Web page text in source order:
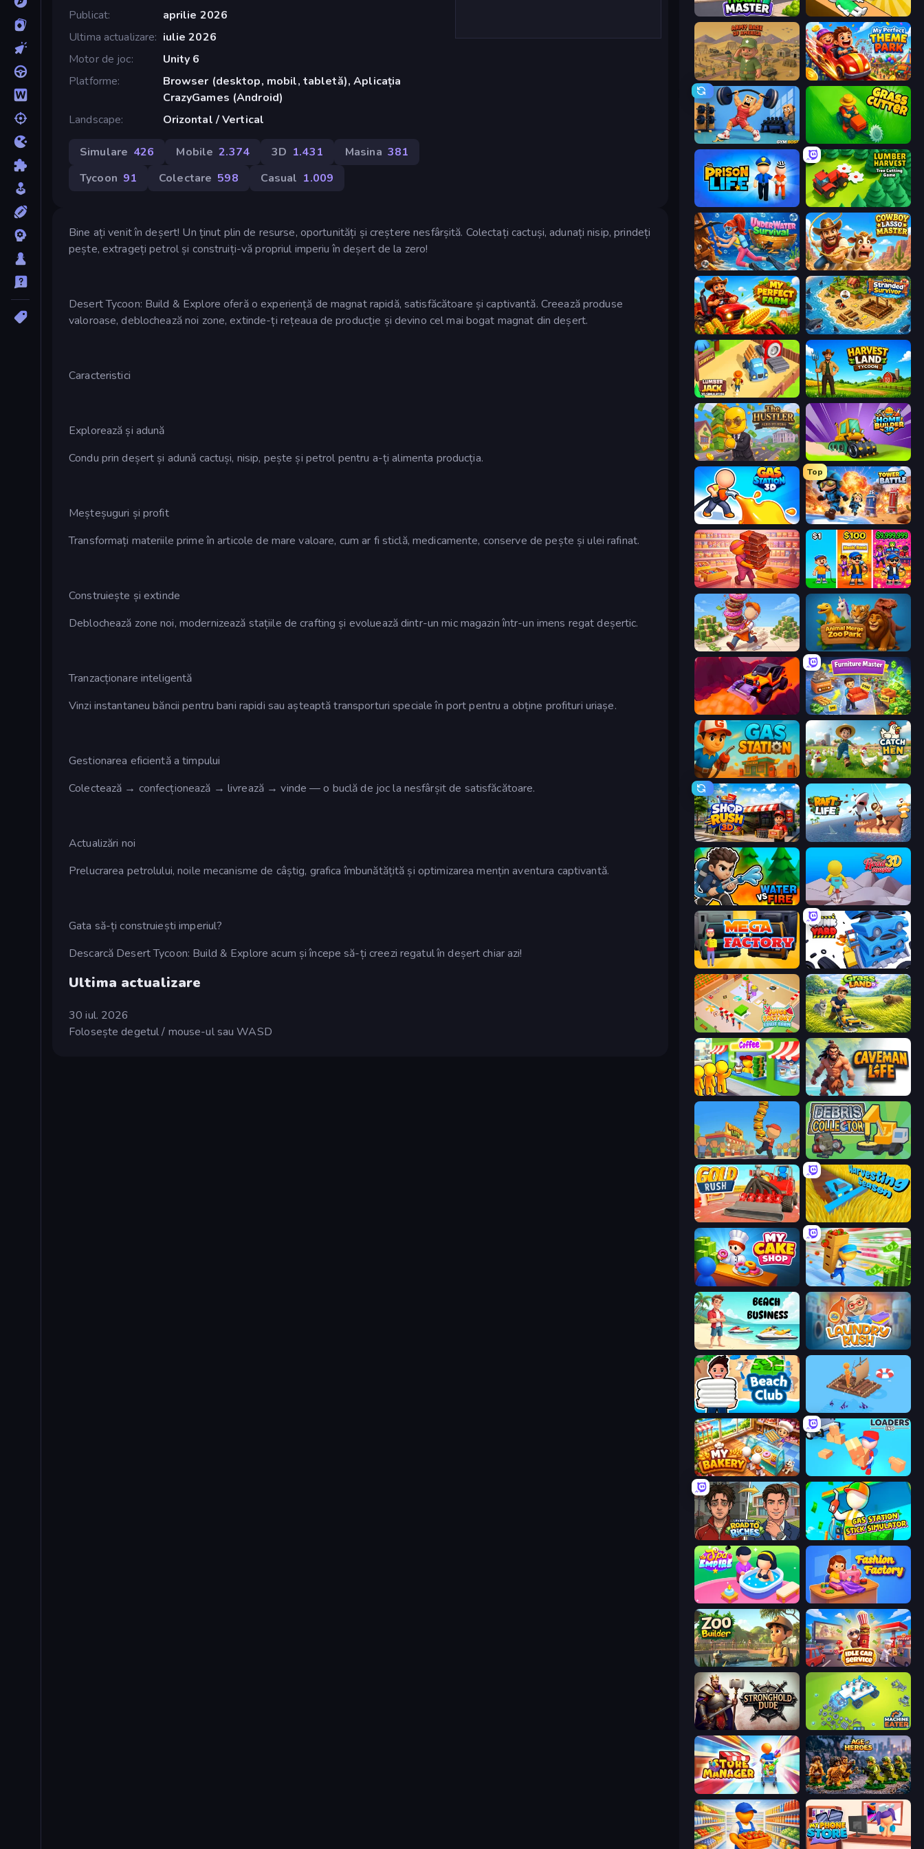
Publicat
aprilie 2026
Ultima actualizare
iulie 2026
Motor de joc
Unity 6
Platforme
Browser (desktop, mobil, tabletă), Aplicația
CrazyGames (Android)
Landscape
Orizontal / Vertical
Simulare 426 Mobile 2.374 3D 1.431 Masina 381
Tycoon 91 Colectare 598 Casual 1.009
Bine ați venit în deșert! Un ținut plin de resurse, oportunități și creștere nesfârșită. Colectați cactuși, adunați nisip, prindeți
pește, extrageți petrol și construiți-vă propriul imperiu în deșert de la zero!
Desert Tycoon: Build & Explore oferă o experiență de magnat rapidă, satisfăcătoare și captivantă. Creează produse
valoroase, deblochează noi zone, extinde-ți rețeaua de producție și devino cel mai bogat magnat din deșert.
Caracteristici
Explorează și adună
Condu prin deșert și adună cactuși, nisip, pește și petrol pentru a-ți alimenta producția.
Meșteșuguri și profit
Transformați materiile prime în articole de mare valoare, cum ar fi sticlă, medicamente, conserve de pește și ulei rafinat.
Construiește și extinde
Deblochează zone noi, modernizează stațiile de crafting și evoluează dintr-un mic magazin într-un imens regat deșertic.
Tranzacționare inteligentă
Vinzi instantaneu băncii pentru bani rapidi sau așteaptă transporturi speciale în port pentru a obține profituri uriașe.
Gestionarea eficientă a timpului
Colectează → confecționează → livrează → vinde — o buclă de joc la nesfârșit de satisfăcătoare.
Actualizări noi
Prelucrarea petrolului, noile mecanisme de câștig, grafica îmbunătățită și optimizarea mențin aventura captivantă.
Gata să-ți construiești imperiul?
Descarcă Desert Tycoon: Build & Explore acum și începe să-ți creezi regatul în deșert chiar azi!
Ultima actualizare
30 iul. 2026
Folosește degetul / mouse-ul sau WASD
Trash Master Doctor Hero
Army Base Of America My Perfect Theme Park
Gym Boss
Prison Life Lumber Harvest: Tree Cutting Game
Underwater Survival Cowboy Lasso Master
My Perfect Farm Obby Stranded Survivor
Lumberjack 3D Simulator Harvest Land Tycoon
The Hustler Home Builder 3D
Gas Station 3D
Top
Tower Battle
Candy Packing Store Music Band
Donut Place Animal Merge Zoo Park
Sand King Furniture Master: Idle Tycoon
Gas Station Catch the Hen
Shop Rush 3D Raft Life
Water vs Fire Road Master 3D
Mega Factory Junkyard Sim
Juice Factory - Fruit Farm Grass Land
Coffee Idle Caveman Life
Burger Life Debris Collector
Gold Rush Harvesting Season
My Cake Shop Supermarket Empire
Beach Business Laundry Rush
Beach Club Fishland
My bakery
Life Simulator: Road to Riches Gas Station - Stick Simulator
Spa Empire Fashion Factory
Zoo Builder Idle Car Service: Tycoon
Stronghold Dude Machine Eater
Store Manager Age of Heroes